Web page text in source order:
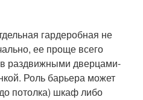
гардеробная не
ее проще всего
раздвижными дверцами-
Роль барьера может
потолка) шкаф либо